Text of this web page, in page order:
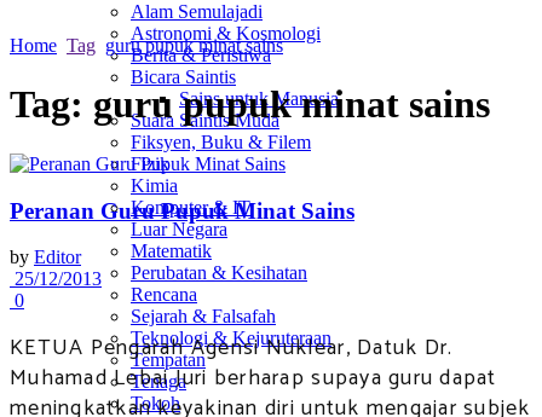
Alam Semulajadi
Astronomi & Kosmologi
Berita & Peristiwa
Bicara Saintis
Sains untuk Manusia
Suara Saintis Muda
Fiksyen, Buku & Filem
Fizik
Kimia
Komputer & IT
Luar Negara
Matematik
Perubatan & Kesihatan
Rencana
Sejarah & Falsafah
Teknologi & Kejuruteraan
Tempatan
Tenaga
Tokoh
Home Tag guru pupuk minat sains
Tag: guru pupuk minat sains
Peranan Guru Pupuk Minat Sains
by Editor
25/12/2013
0
KETUA Pengarah Agensi Nuklear, Datuk Dr.
Muhamad Lebai Juri berharap supaya guru dapat
meningkatkan keyakinan diri untuk mengajar subjek